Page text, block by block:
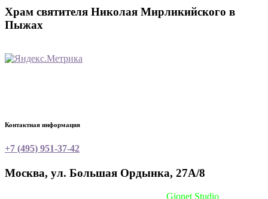
Храм святителя Николая Мирликийского в
Пыжах
Контактная информация
+7 (495) 951-37-42
Москва, ул. Большая Ордынка, 27А/8
Gionet Studio